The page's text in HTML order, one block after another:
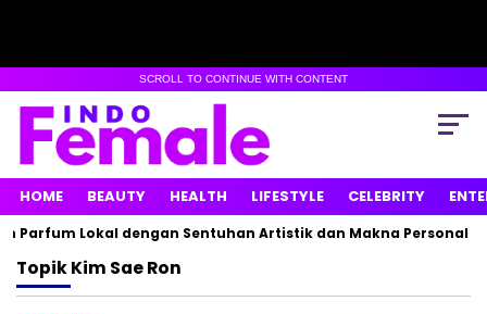
SCROLL TO CONTINUE WITH CONTENT
HOME BEAUTY HEALTH LIFESTYLE CELEBRITY
Parfum Lokal dengan Sentuhan Artistik dan Makna Personal
TopikKim Sae Ron